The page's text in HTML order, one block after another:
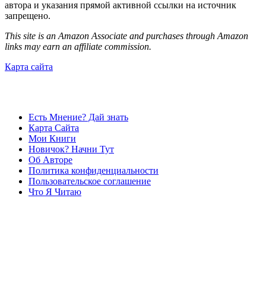
автора и указания прямой активной ссылки на источник
запрещено.
This site is an Amazon Associate and purchases through Amazon
links may earn an affiliate commission.
Карта сайта
Есть Мнение? Дай знать
Карта Сайта
Мои Книги
Новичок? Начни Тут
Об Авторе
Политика конфиденциальности
Пользовательское соглашение
Что Я Читаю